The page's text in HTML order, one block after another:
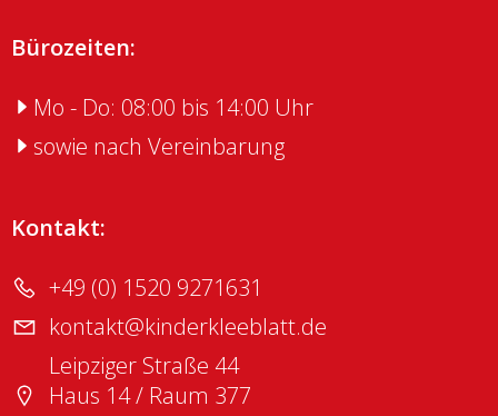
Bürozeiten:
Mo - Do: 08:00 bis 14:00 Uhr
sowie nach Vereinbarung
Kontakt:
+49 (0) 1520 9271631
kontakt@kinderkleeblatt.de
Leipziger Straße 44
Haus 14 / Raum 377